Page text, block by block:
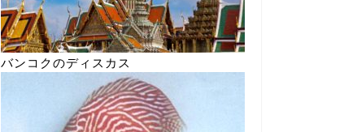
バンコクのディスカス